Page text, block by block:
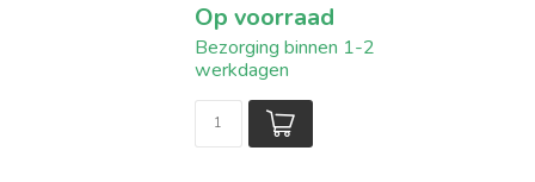
Op voorraad
Bezorging binnen 1-2
werkdagen